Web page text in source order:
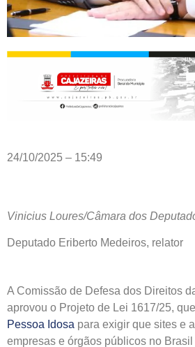
24/10/2025 – 15:49
Vinicius Loures/Câmara dos
Deputado Eriberto Medeiros, relator
A Comissão de Defesa dos Direitos
aprovou o Projeto de Lei 1617/25,
Pessoa Idosa para exigir que sites e
empresas e órgãos públicos no